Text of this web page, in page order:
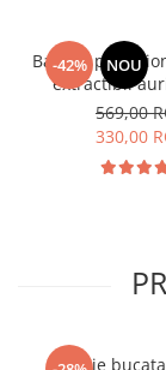
-42% NOU
Baterie
extractibil
569,00
330,00
Baterie